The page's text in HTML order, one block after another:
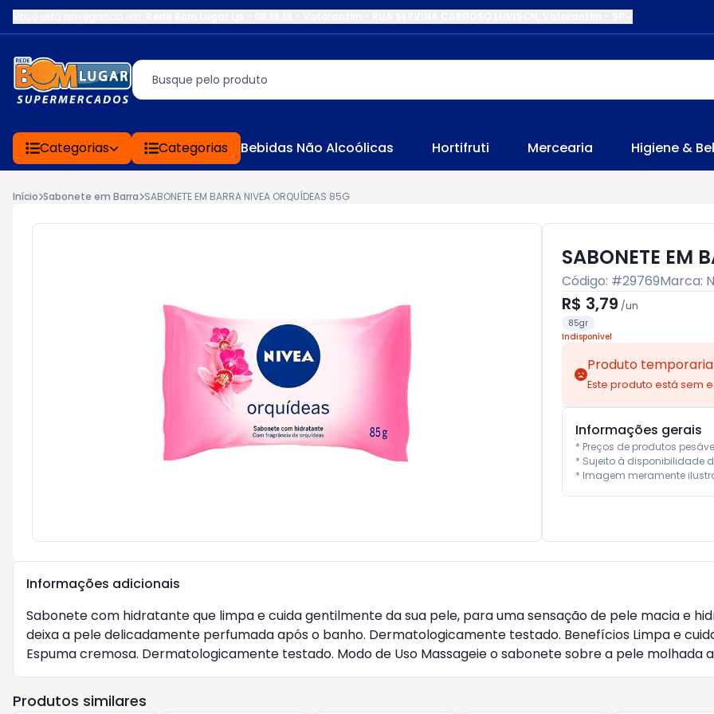
Categorias Categorias Bebidas Não Alcoólicas Hortifruti Mercearia Higiene &
Início Sabonete em Barra SABONETE EM BARRA NIVEA ORQUÍDEAS 85G
SABONETE EM
Código: #29769Marca:
R$ 3,79 /un
85gr
Indisponível
Produto
Este produto está sem
Informações gerais
* Preços de produtos
* Sujeito à disponibilidade
* Imagem meramente
Informações adicionais
Sabonete com hidratante que limpa e cuida gentilmente da sua pele, para uma sensação de pele macia e
deixa a pele delicadamente perfumada após o banho. Dermatologicamente testado. Benefícios Limpa e
Espuma cremosa. Dermatologicamente testado. Modo de Uso Massageie o sabonete sobre a pele molhada
Produtos similares